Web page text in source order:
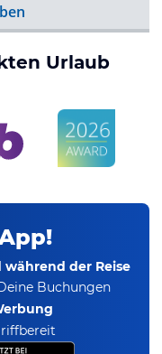
Urlaub
der Reise
Buchungen